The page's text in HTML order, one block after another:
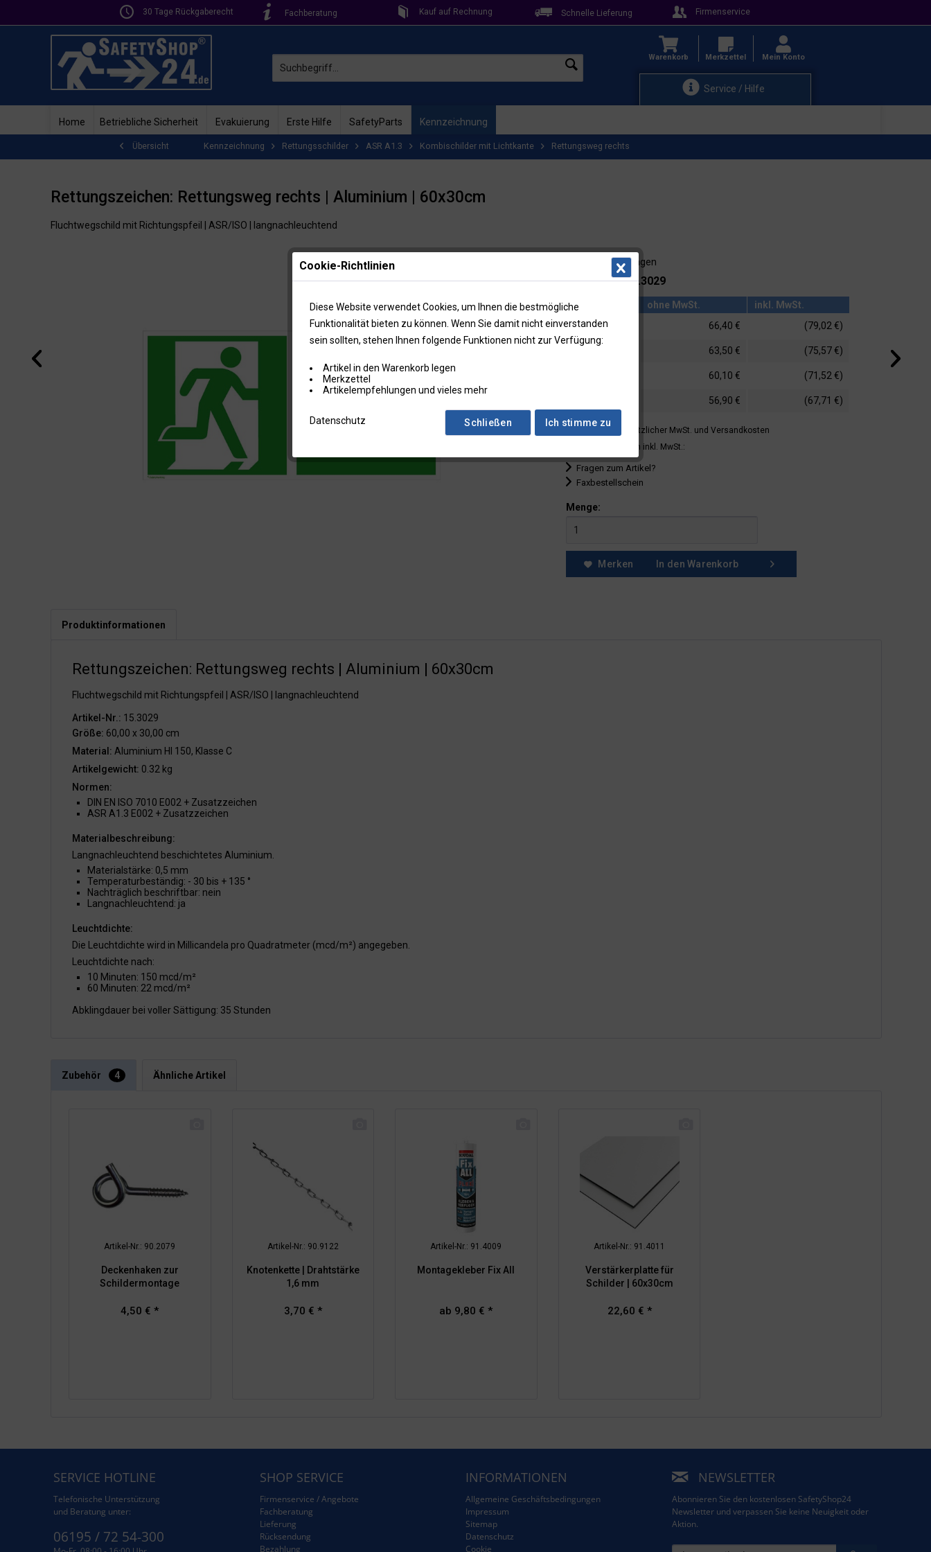
30 Tage Rückgaberecht Fachberatung Kauf auf Rechnung Schnelle Lieferung Firmenservice
Service / Hilfe
Warenkorb Merkzettel Mein Konto
Home Betriebliche Sicherheit Evakuierung Erste Hilfe SafetyParts Kennzeichnung
Übersicht Kennzeichnung Rettungsschilder ASR A1.3 Kombischilder mit Lichtkante Rettungsweg rechts
Rettungszeichen: Rettungsweg rechts | Aluminium | 60x30cm
Fluchtwegschild mit Richtungspfeil | ASR/ISO | langnachleuchtend
Lieferzeit: 3-4 Tagen
Artikel-Nr.: 15.3029
Menge ohne MwSt.
inkl. MwSt.
bis9 66,40 € (79,02 €)
63,50 € (75,57 €)
60,10 € (71,52 €)
56,90 € (67,71 €)
* Preise zzgl. gesetzlicher MwSt. und Versandkosten
Preise in Klammern inkl. MwSt.:
Fragen zum Artikel?
Faxbestellschein
Menge:
Merken In den Warenkorb
Produktinformationen
Rettungszeichen: Rettungsweg rechts | Aluminium | 60x30cm
Fluchtwegschild mit Richtungspfeil | ASR/ISO | langnachleuchtend
Artikel-Nr.: 15.3029
Größe: 60,00 x 30,00 cm
Material: Aluminium HI 150, Klasse C
Artikelgewicht: 0.32 kg
Normen:
DIN EN ISO 7010 E002 + Zusatzzeichen
ASR A1.3 E002 + Zusatzzeichen
Materialbeschreibung:
Langnachleuchtend beschichtetes Aluminium.
Materialstärke: 0,5 mm
Temperaturbeständig: - 30 bis + 135 °
Nachträglich beschriftbar: nein
Langnachleuchtend: ja
Leuchtdichte:
Die Leuchtdichte wird in Millicandela pro Quadratmeter (mcd/m²) angegeben.
Leuchtdichte nach:
10 Minuten: 150 mcd/m²
60 Minuten: 22 mcd/m²
Abklingdauer bei voller Sättigung: 35 Stunden
Zubehör 4 Ähnliche Artikel
Artikel-Nr.: 90.2079
Deckenhaken zur
Schildermontage
4,50 € *
Artikel-Nr.: 90.9122
Knotenkette | Drahtstärke
1,6 mm
3,70 € *
Artikel-Nr.: 91.4009
Montagekleber Fix All
ab 9,80 € *
Artikel-Nr.: 91.4011
Verstärkerplatte für
Schilder | 60x30cm
22,60 € *
SERVICE HOTLINE
Telefonische Unterstützung
und Beratung unter:
06195 / 72 54-300
SHOP SERVICE
Firmenservice / Angebote
Fachberatung
Lieferung
Rücksendung
Bezahlung
INFORMATIONEN
Allgemeine Geschäftsbedingungen
Impressum
Sitemap
Datenschutz
Cookie
NEWSLETTER
Abonnieren Sie den kostenlosen SafetyShop24
Newsletter und verpassen Sie keine Neuigkeit oder
Aktion.
Cookie-Richtlinien
Diese Website verwendet Cookies, um Ihnen die bestmögliche
Funktionalität bieten zu können. Wenn Sie damit nicht einverstanden
sein sollten, stehen Ihnen folgende Funktionen nicht zur Verfügung:
Artikel in den Warenkorb legen
Merkzettel
Artikelempfehlungen und vieles mehr
Datenschutz Ich stimme zu
Schließen